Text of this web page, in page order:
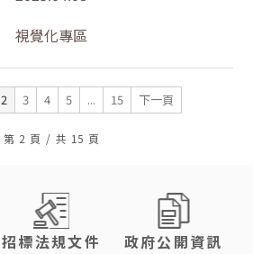
視覺化專區
2 3 4 5 ... 15 下一頁
第 2 頁 / 共 15 頁
招標法規文件 政府公開資訊